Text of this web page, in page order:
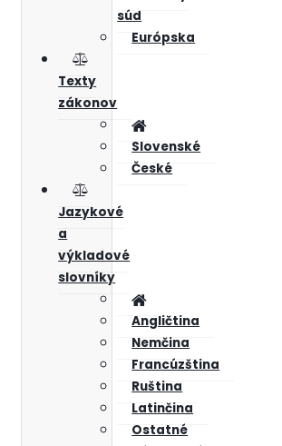
súd
Európska
Texty
zákonov
Slovenské
České
Jazykové
a
výkladové
slovníky
Angličtina
Nemčina
Francúzština
Ruština
Latinčina
Ostatné